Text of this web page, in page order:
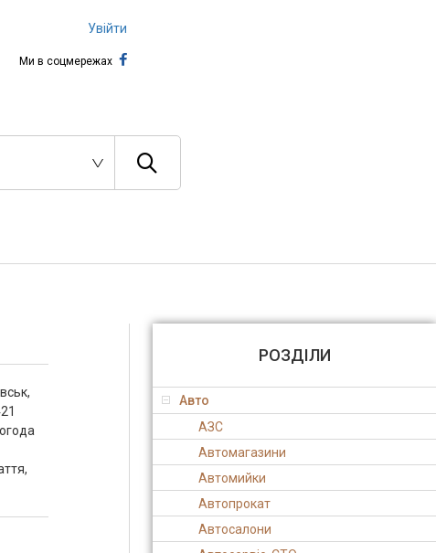
Ми в соцмережах
Увійти
РОЗДІЛИ
Авто
АЗС
Автомагазини
Автомийки
Автопрокат
Автосалони